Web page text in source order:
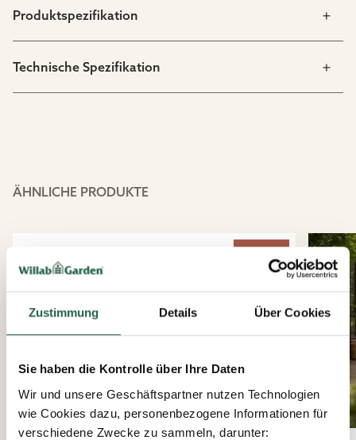
Zustimmung Details Über Cookies
Sie haben die Kontrolle über Ihre Daten
Wir und unsere Geschäftspartner nutzen Technologien
wie Cookies dazu, personenbezogene Informationen für
verschiedene Zwecke zu sammeln, darunter:
Produktspezifikation
Technische Spezifikation
ÄHNLICHE PRODUKTE
15%